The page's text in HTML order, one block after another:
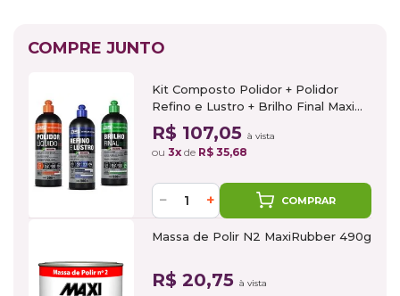
COMPRE JUNTO
Kit Composto Polidor + Polidor
Refino e Lustro + Brilho Final Maxi
Rubber
R$ 107,05 à vista
ou 3x de R$ 35,68
− + COMPRAR
Massa de Polir N2 MaxiRubber 490g
R$ 20,75 à vista